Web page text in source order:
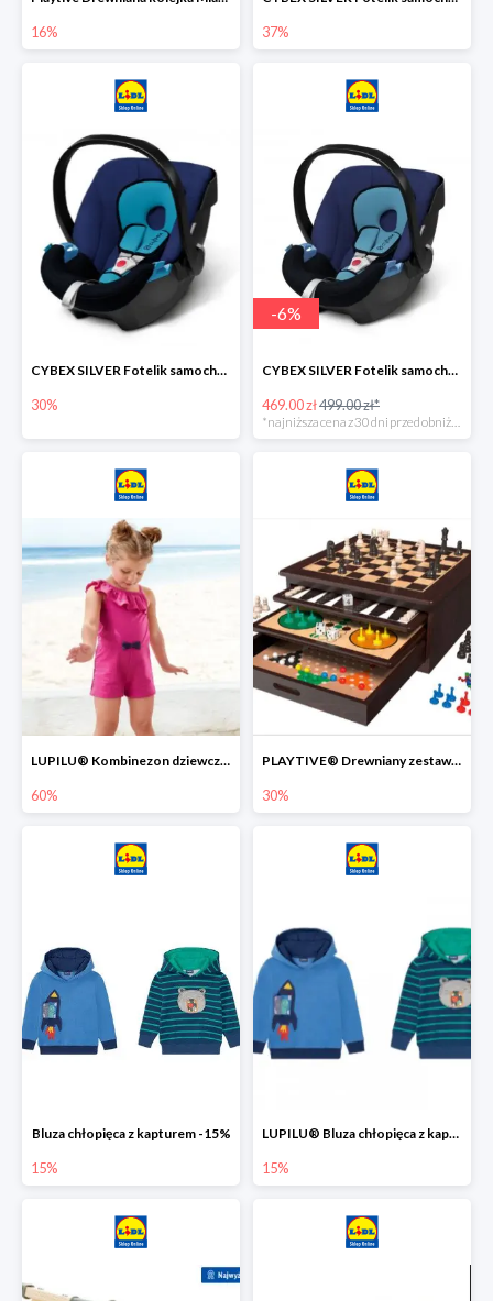
16% 37%
CYBEX SILVER Fotelik samochodowy -30%
30%
-6%
CYBEX SILVER Fotelik samochodowy + dostawa gratis!
469.00 zł499.00 zł*
*najniższa cena z 30 dni przed obniżką
LUPILU® Kombinezon dziewczęcy z bawełny
60%
PLAYTIVE® Drewniany zestaw gier 10 w 1
30%
Bluza chłopięca z kapturem -15%
15%
LUPILU® Bluza chłopięca z kapturem
15%